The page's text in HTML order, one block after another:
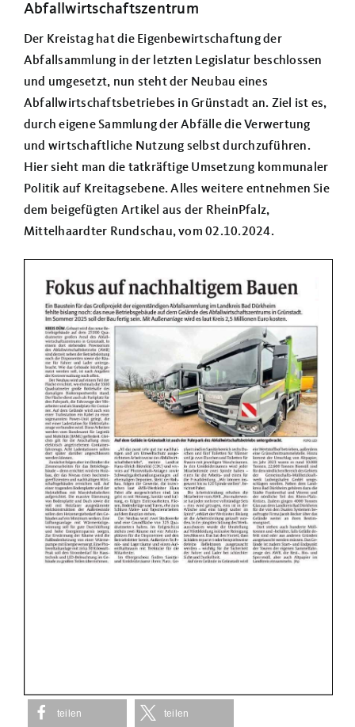
Termine
Abfallwirtschaftszentrum
Der Kreistag hat die Eigenbewirtschaftung der
Abfallsammlung in der letzten Legislatur beschlossen
und umgesetzt, nun steht der Neubau eines
Abfallwirtschaftsbetriebes in Grünstadt an. Ziel ist es,
durch eigene Sammlung der Abfälle die Verwertung
und wirtschaftliche Nutzung selbst durchzuführen.
Hier sieht man die tatkräftige Umsetzung kommunaler
Politik auf Kreitagsebene. Alles weitere entnehmen Sie
dem beigefügten Artikel aus der RheinPfalz,
Mittelhaardter Rundschau, vom 02.10.2024.
teilen teilen